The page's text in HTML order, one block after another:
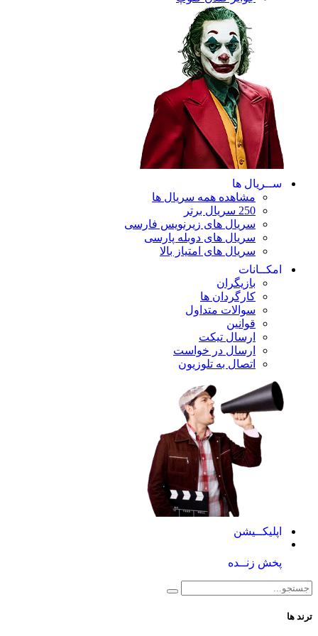
ها
مشاهده همه سریال ها
سریال های زیرنویس فارسی
سریال های دوبله پارسی
سریال های امتیاز بالا
کارگردان ها
سوالات متداول
ارسال تیکت
ارسال در خواست
اتصال به تلوزیون
زنــده